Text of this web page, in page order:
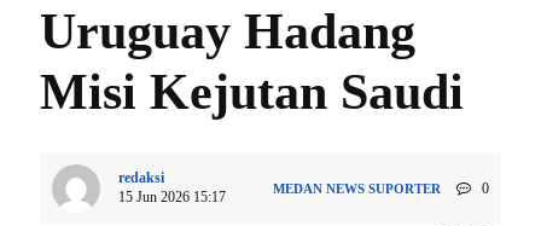
Uruguay Hadang
Misi Kejutan Saudi
redaksi
15 Jun 2026 15:17
MEDAN NEWS SUPORTER 0